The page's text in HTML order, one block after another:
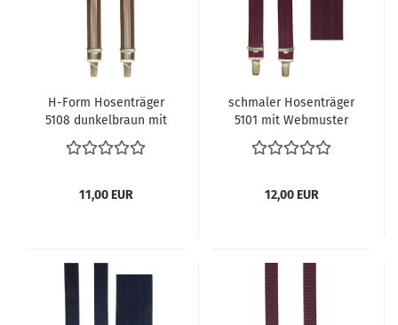
H-Form Hosenträger
5108 dunkelbraun mit
Streifen
11,00 EUR
schmaler Hosenträger
5101 mit Webmuster
12,00 EUR